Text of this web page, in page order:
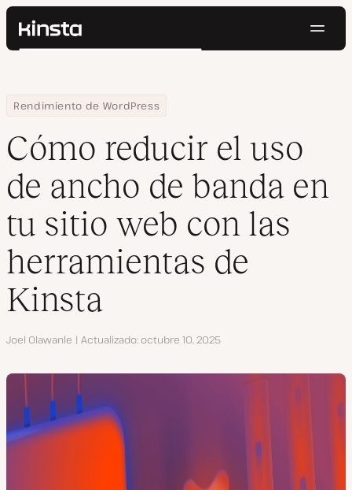
Kinsta®
Precios
Contacto
Buscar
Home
Centro de Recursos
Blog
Rendimiento de WordPress
Cómo reducir el uso de ancho de banda en tu sitio web con
Cómo reducir el uso
de ancho de banda en
tu sitio web con las
herramientas de
Kinsta
Autor
Joel Olawanle Actualizado octubre 10, 2025